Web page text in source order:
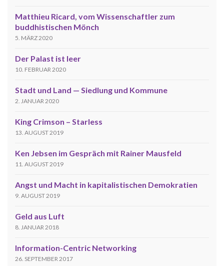
Matthieu Ricard, vom Wissenschaftler zum
buddhistischen Mönch
5. MÄRZ 2020
Der Palast ist leer
10. FEBRUAR 2020
Stadt und Land — Siedlung und Kommune
2. JANUAR 2020
King Crimson – Starless
13. AUGUST 2019
Ken Jebsen im Gespräch mit Rainer Mausfeld
11. AUGUST 2019
Angst und Macht in kapitalistischen Demokratien
9. AUGUST 2019
Geld aus Luft
8. JANUAR 2018
Information-Centric Networking
26. SEPTEMBER 2017